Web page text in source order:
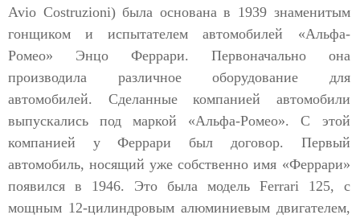
Avio Costruzioni) была основана в 1939 знаменитым
гонщиком и испытателем автомобилей «Альфа-
Ромео» Энцо Феррари. Первоначально она
производила различное оборудование для
автомобилей. Сделанные компанией автомобили
выпускались под маркой «Альфа-Ромео». С этой
компанией у Феррари был договор. Первый
автомобиль, носящий уже собственно имя «Феррари»
появился в 1946. Это была модель Ferrari 125, с
мощным 12-цилиндровым алюминиевым двигателем,